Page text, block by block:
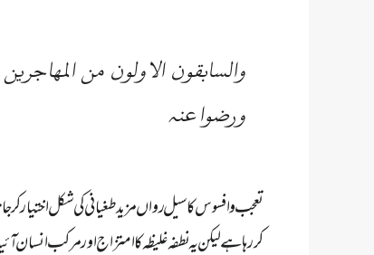
والسابقون الاولون من
ورضوا عنہ
تعجب و افسوس کا سیل رواں مزید طغیانی کی شکل اختیار کر
کررہا ہے لیکن یہ نطفہ غلیظہ کا امتزاج اور مرکب انسان